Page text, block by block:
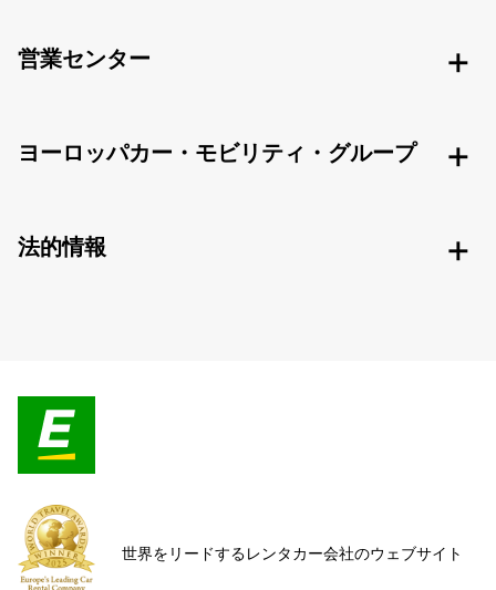
営業センター
ヨーロッパカー・モビリティ・グループ
法的情報
世界をリードするレンタカー会社のウェブサイト